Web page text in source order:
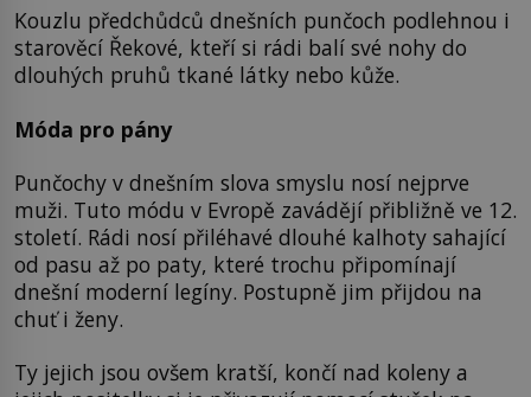
Kouzlu předchůdců dnešních punčoch podlehnou i
starověcí Řekové, kteří si rádi balí své nohy do
dlouhých pruhů tkané látky nebo kůže.
Móda pro pány
Punčochy v dnešním slova smyslu nosí nejprve
muži. Tuto módu v Evropě zavádějí přibližně ve 12.
století. Rádi nosí přiléhavé dlouhé kalhoty sahající
od pasu až po paty, které trochu připomínají
dnešní moderní legíny. Postupně jim přijdou na
chuť i ženy.
Ty jejich jsou ovšem kratší, končí nad koleny a